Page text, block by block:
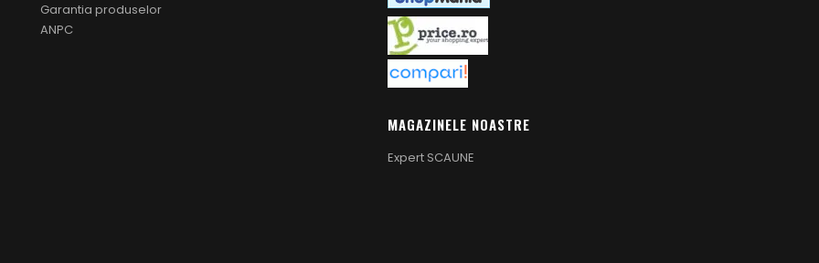
Garantia produselor
ANPC
MAGAZINELE NOASTRE
Expert SCAUNE